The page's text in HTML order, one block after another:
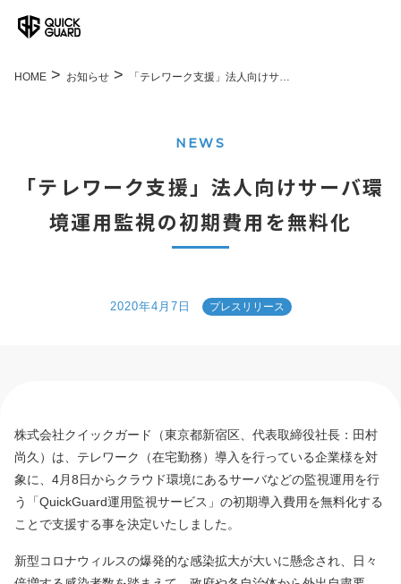
HOME お知らせ 「テレワーク支援」法人向けサ…
NEWS
「テレワーク支援」法人向けサーバ環
境運用監視の初期費用を無料化
2020年4月7日 プレスリリース
株式会社クイックガード（東京都新宿区、代表取締役社長：田村
尚久）は、テレワーク（在宅勤務）導入を行っている企業様を対
象に、4月8日からクラウド環境にあるサーバなどの監視運用を行
う「QuickGuard運用監視サービス」の初期導入費用を無料化する
ことで支援する事を決定いたしました。
新型コロナウィルスの爆発的な感染拡大が大いに懸念され、日々